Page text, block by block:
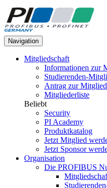
Navigation
Mitgliedschaft
Informationen zur
Studierenden-
Antrag zur
Mitgliederliste
Beliebt
Security
PI Academy
Produktkatalog
Jetzt Mitglied
Jetzt Sponsor
Organisation
Die PROFIBUS